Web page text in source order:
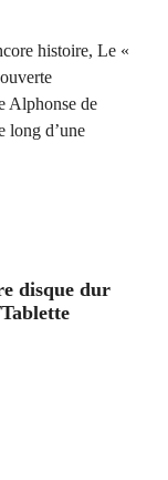
histoire, Le «
Alphonse de
long d’une
disque dur